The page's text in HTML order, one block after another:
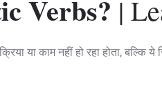
Verbs? |
या काम नहीं हो रहा होता, बल्कि ये